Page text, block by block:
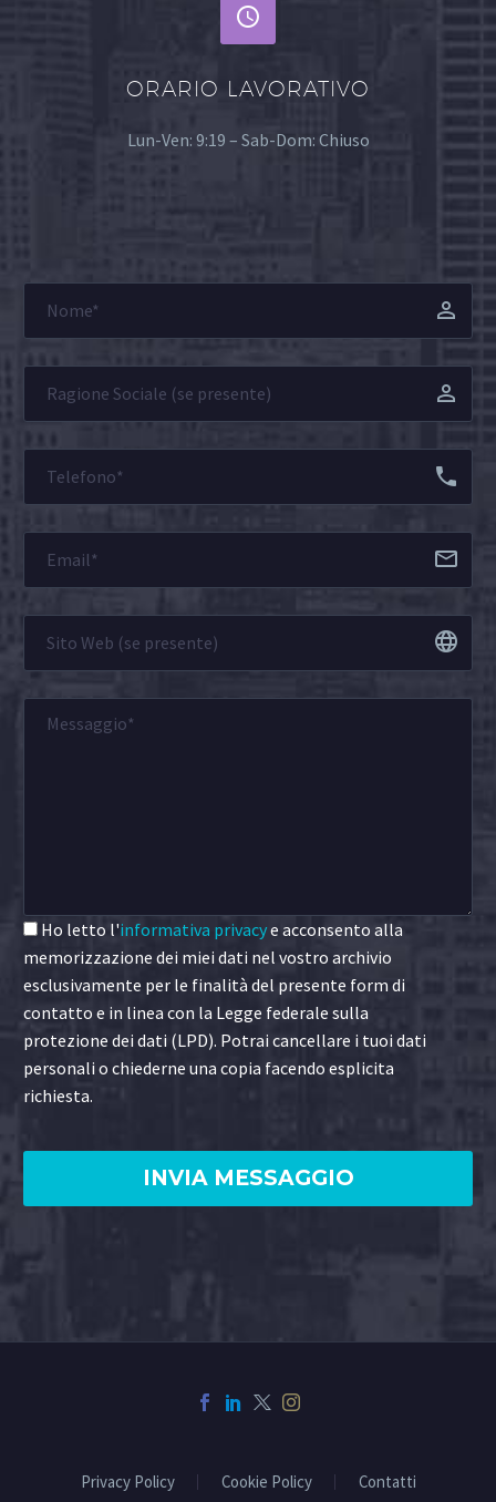


ORARIO LAVORATIVO
Lun-Ven: 9:19 – Sab-Dom: Chiuso
Ho letto l'informativa privacye acconsento alla
memorizzazione dei miei dati nel vostro archivio
esclusivamente per le finalità del presente form di
contatto e in linea con la Legge federale sulla
protezione dei dati (LPD). Potrai cancellare i tuoi dati
personali o chiederne una copia facendo esplicita
richiesta.
Privacy Policy Cookie Policy Contatti